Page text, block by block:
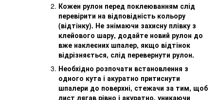
Кожен рулон перед поклеюванням слід
перевірити на відповідність кольору
(відтінку). Не знімаючи захисну плівку з
клейового шару, додайте новий рулон до
вже наклеєних шпалер, якщо відтінок
відрізняється, слід перевернути рулон.
Необхідно розпочати встановлення з
одного кута і акуратно притиснути
шпалери до поверхні, стежачи за тим, щоб
лист лягав рівно і акуратно, уникаючи